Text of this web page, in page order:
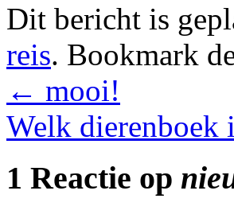
Dit bericht is
reis. Bookmark
← mooi!
Welk
1 Reactie op